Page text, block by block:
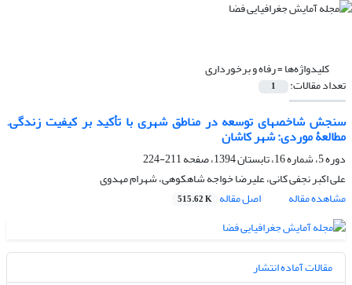
کلیدواژه‌ها =رفاه و برخورداری
تعداد مقالات: 1
سنجش شاخصهای توسعه در مناطق شهری با تأکید بر کیفیت زندگی.
مطالعۀ موردی: شهر کاشان
دوره 5، شماره 16، تابستان 1394، صفحه
211-224
علی اکبر نجفی کانی، علیرضا خواجه شاهکوهی، شهرام مهدوی
مشاهده مقاله
اصل مقاله 515.62 K
مقالات آماده انتشار